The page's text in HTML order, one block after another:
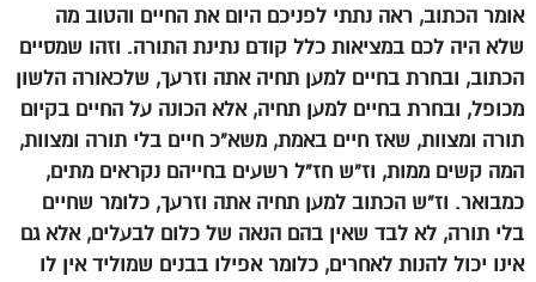
אומר הכתוב, ראה נתתי לפניכם היום את החיים והטוב מה
שלא היה לכם במציאות כלל קודם נתינת התורה. וזהו שמסיים
הכתוב, ובחרת בחיים למען תחיה אתה וזרעך, שלכאורה הלשון
מכופל, ובחרת בחיים למען תחיה, אלא הכונה על החיים בקיום
תורה ומצוות, שאז חיים באמת, משא”כ חיים בלי תורה ומצוות,
המה קשים ממות, וז”ש חז”ל רשעים בחייהם נקראים מתים,
כמבואר. וז”ש הכתוב למען תחיה אתה וזרעך, כלומר שחיים
בלי תורה, לא לבד שאין בהם הנאה של כלום לבעלים, אלא גם
אינו יכול להנות לאחרים, כלומר אפילו בבנים שמוליד אין לו